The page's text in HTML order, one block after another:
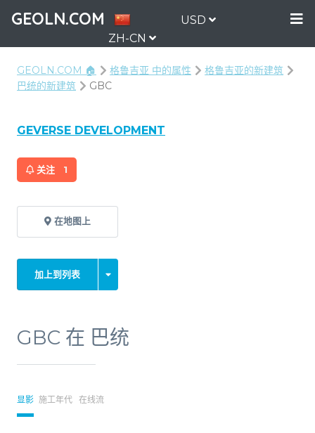
GEOLN.COM
ZH-CN
USD
GEOLN.COM 🏠 格鲁吉亚 中的属性
格鲁吉亚的新建筑
巴统的新建筑
GBC
GEVERSE DEVELOPMENT
关注 1
在地图上
加上到列表
GBC 在 巴统
显影 施工年代 在线流